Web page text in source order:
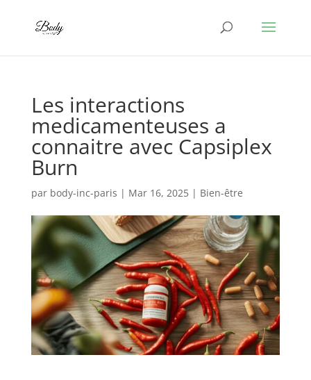
Les interactions
medicamenteuses a
connaitre avec Capsiplex
Burn
par body-inc-paris | Mar 16, 2025| Bien-être